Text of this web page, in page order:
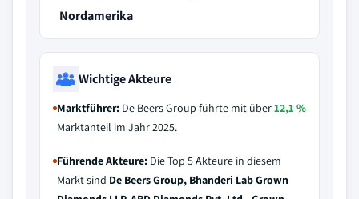
Nordamerika
Wichtige Akteure
Marktführer: De Beers Group führte mit über12,1 %
Marktanteil im Jahr 2025.
Führende Akteure: Die Top 5 Akteure in diesem
Markt sind De Beers Group, Bhanderi Lab Grown